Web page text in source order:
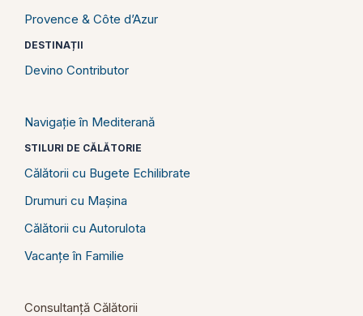
Provence & Côte d’Azur
DESTINAȚII
Devino Contributor
Navigație în Mediterană
STILURI DE CĂLĂTORIE
Călătorii cu Bugete Echilibrate
Drumuri cu Mașina
Călătorii cu Autorulota
Vacanțe în Familie
Consultanță Călătorii